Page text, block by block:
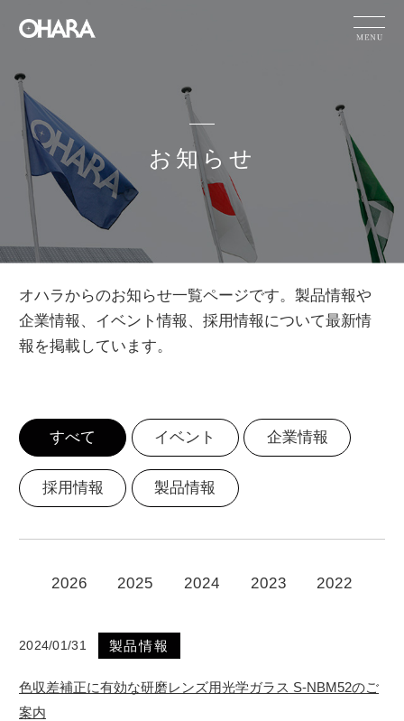
製品情報
力
企業情報
サステナビリテ
ィ
お知らせ
採用情報
お問い合わせ
カタログダウンロード
お知らせ
HOME お知らせ
オハラからのお知らせ一覧ページです。製品情報や
企業情報、イベント情報、採用情報について最新情
報を掲載しています。
すべて イベント 企業情報
採用情報 製品情報
2026 2025 2024 2023 2022
2024/01/31 製品情報
色収差補正に有効な研磨レンズ用光学ガラス S-NBM52のご
案内